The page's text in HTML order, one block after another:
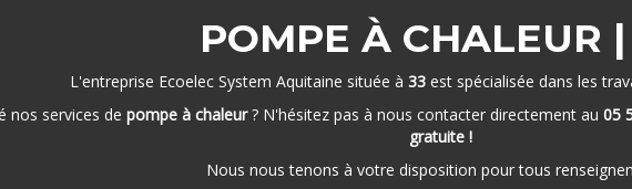
POMPE À CHALEUR
L'entreprise Ecoelec System Aquitaine située à 33 est spécialisée dans les
nos services de pompe à chaleur? N'hésitez pas à nous contacter directement au 05
gratuite !
Nous nous tenons à votre disposition pour tous